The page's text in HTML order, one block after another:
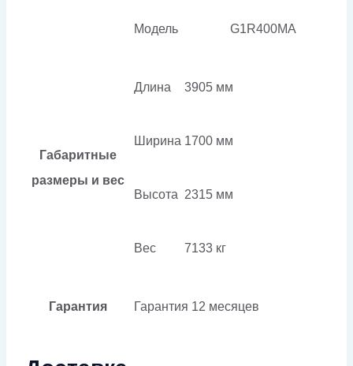
Модель G1R400MA
Габаритные
размеры и вес
Длина 3905 мм
Ширина 1700 мм
Высота 2315 мм
Вес 7133 кг
Гарантия Гарантия 12 месяцев